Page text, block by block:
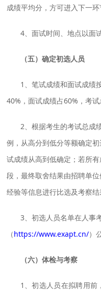
成绩平均分，方可进入下一环
4、面试时间、地点以面
（五）确定初选人员
1、笔试成绩和面试成绩
40%，面试成绩占60%，考试
2、根据考生的考试总成
例，从高分到低分等额确定
试成绩从高到低确定；若所
段，最终取舍结果由招聘单
经验等信息进行比选及考察结
3、初选人员名单在人事
（https://www.exapt.cn/）
（六）体检与考察
1、初选人员在拟聘用